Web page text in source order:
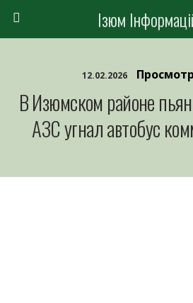
Ізюм
12.02.2026
В Изюмском районе
АЗС угнал автобус